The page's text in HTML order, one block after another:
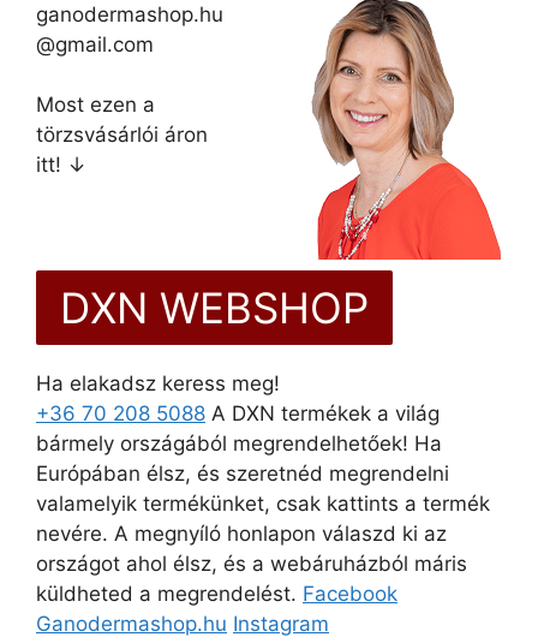
ganodermashop.hu
@gmail.com
Most ezen a
törzsvásárlói áron
itt! ↓
DXN WEBSHOP
Ha elakadsz keress meg!
+36 70 208 5088 A DXN termékek a világ
bármely országából megrendelhetőek! Ha
Európában élsz, és szeretnéd megrendelni
valamelyik termékünket, csak kattints a termék
nevére. A megnyíló honlapon válaszd ki az
országot ahol élsz, és a webáruházból máris
küldheted a megrendelést. Facebook
Ganodermashop.hu Instagram